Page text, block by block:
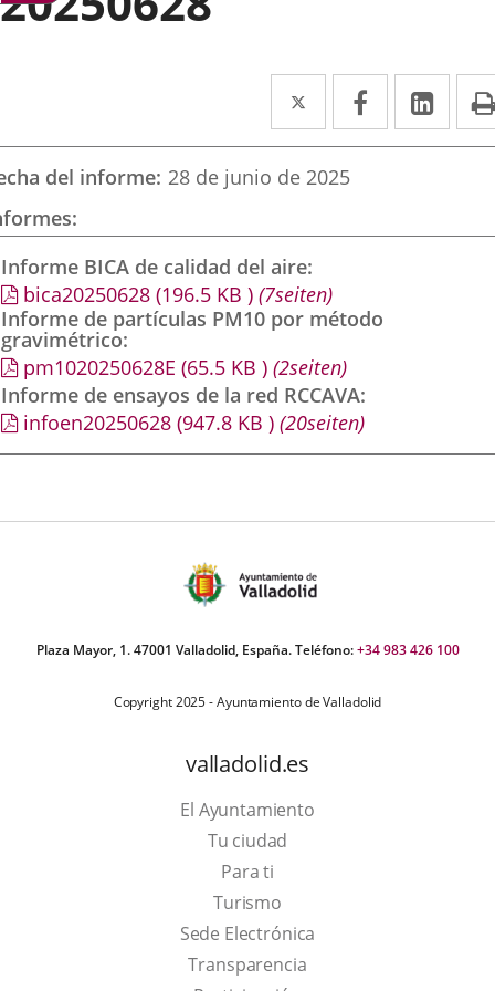
Twitter
Enlace
a
una
externa.
Facebook
Enlace
a
externa.
a
del informe 28 de junio de 2025
Informe BICA de calidad del aire
bica20250628 (196.5 KB ) (7seiten)
Informe de partículas PM10 por método
gravimétrico
pm1020250628E (65.5 KB ) (2seiten)
Informe de ensayos de la red RCCAVA
infoen20250628 (947.8 KB ) (20seiten)
Plaza Mayor, 1. 47001 Valladolid, España. Teléfono:+34 983 426 100
Copyright 2025 - Ayuntamiento de Valladolid
valladolid.es
El Ayuntamiento
Tu ciudad
Para ti
TurismoThis
link
will
Sede Electrónica
Transparencia